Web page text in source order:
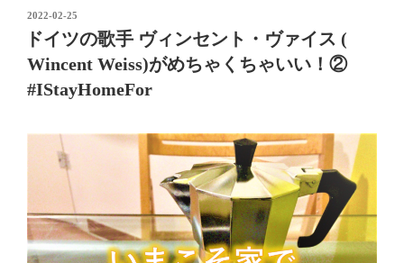
投
稿
日:
2022-02-25
ドイツの歌手 ヴィンセント・ヴァイス (
Wincent Weiss)がめちゃくちゃいい！②
#IStayHomeFor